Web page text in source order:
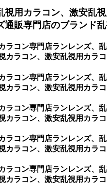
用カラコン、激安乱
販専門店のブランド
コン専門店ランレンズ、
カラコン、激安乱視用カラ
コン専門店ランレンズ、
カラコン、激安乱視用カラ
コン専門店ランレンズ、
カラコン、激安乱視用カラ
コン専門店ランレンズ、
カラコン、激安乱視用カラ
コン専門店ランレンズ、
カラコン、激安乱視用カラ